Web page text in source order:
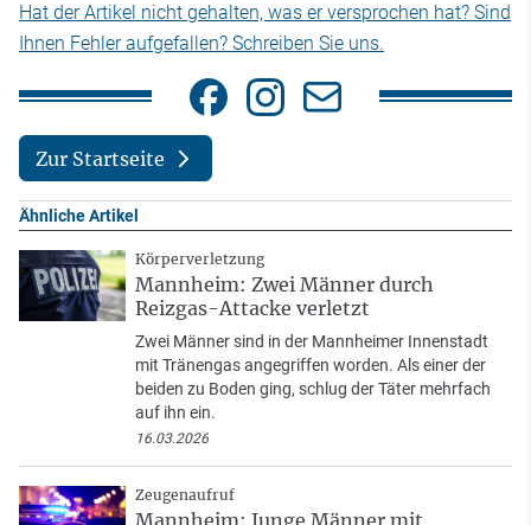
Hat der Artikel nicht gehalten, was er versprochen hat? Sind
Ihnen Fehler aufgefallen? Schreiben Sie uns.
Zur Startseite
Ähnliche Artikel
Körperverletzung
Mannheim: Zwei Männer durch
Reizgas-Attacke verletzt
Zwei Männer sind in der Mannheimer Innenstadt
mit Tränengas angegriffen worden. Als einer der
beiden zu Boden ging, schlug der Täter mehrfach
auf ihn ein.
16.03.2026
Zeugenaufruf